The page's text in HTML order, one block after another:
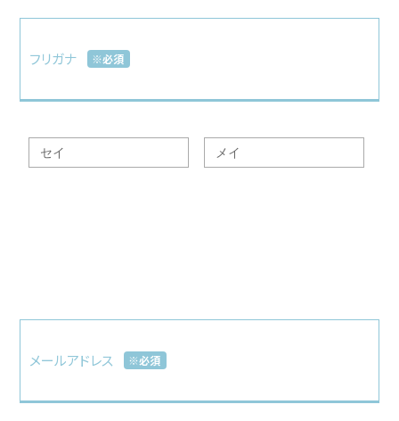
フリガナ ※必須
メールアドレス ※必須